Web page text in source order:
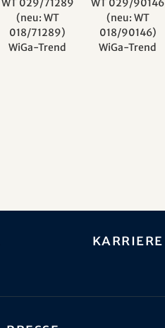
WT 029/71289
(neu: WT
018/71289)
WiGa-Trend
WT 029/90146
(neu: WT
018/90146)
WiGa-Trend
Karriere